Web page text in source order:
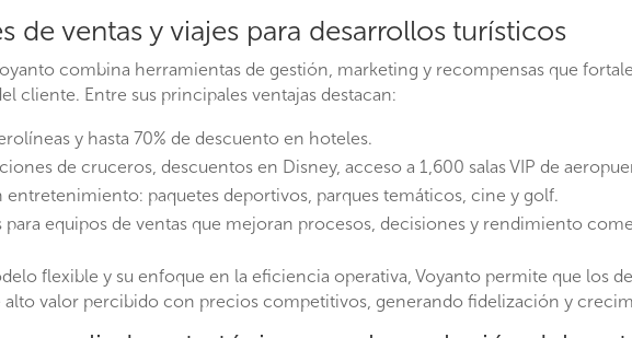
de ventas y viajes para desarrollos turísticos
combina herramientas de gestión, marketing y recompensas que
cliente. Entre sus principales ventajas destacan:
y hasta 70% de descuento en hoteles.
de cruceros, descuentos en Disney, acceso a 1,600 salas VIP de
entretenimiento: paquetes deportivos, parques temáticos, cine y golf.
para equipos de ventas que mejoran procesos, decisiones y rendimiento
flexible y su enfoque en la eficiencia operativa, Voyanto permite que los
alto valor percibido con precios competitivos, generando fidelización y